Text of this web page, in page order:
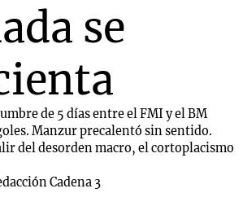
se
de 5 días entre el FMI y el BM
Manzur precalentó sin sentido.
del desorden macro, el cortoplacismo
Cadena 3